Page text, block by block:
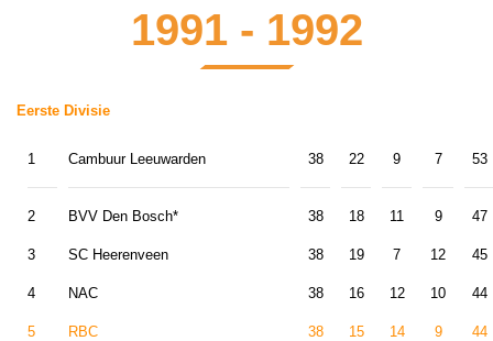
1991 - 1992
Eerste Divisie
1
2
3
4
5
Cambuur Leeuwarden
BVV Den Bosch*
SC Heerenveen
NAC
RBC
38
38
38
38
38
22
18
19
16
15
9
11
7
12
14
7
9
12
10
9
53
47
45
44
44